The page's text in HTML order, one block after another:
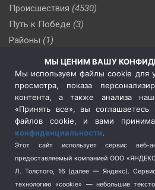
Происшествия (4530)
Путь к Победе (3)
Районы (1)
(510)
Сельское хозяйство (3)
Социальная политика
(3)
Спецоперация в Украине
Спецоперация на Украине
(404)
Спорт (740)
Терроризм (1)
Транспорт (262)
МЫ ЦЕНИМ ВАШУ
Мы используем файлы cookie для
просмотра, показа
контента, а также анализа
«Принять все», вы
файлов cookie, и вами
конфиденциальности.
Этот сайт использует сервис веб-
предоставляемый компанией ООО
Л. Толстого, 16 (далее — Яндекс).
технологию «cookie» — небольшие